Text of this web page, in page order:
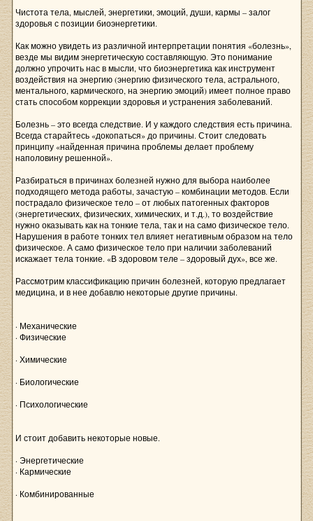
Чистота тела, мыслей, энергетики, эмоций, души, кармы – залог
здоровья с позиции биоэнергетики.
Как можно увидеть из различной интерпретации понятия «болезнь»,
везде мы видим энергетическую составляющую. Это понимание
должно упрочить нас в мысли, что биоэнергетика как инструмент
воздействия на энергию (энергию физического тела, астрального,
ментального, кармического, на энергию эмоций) имеет полное право
стать способом коррекции здоровья и устранения заболеваний.
Болезнь – это всегда следствие. И у каждого следствия есть причина.
Всегда старайтесь «докопаться» до причины. Стоит следовать
принципу «найденная причина проблемы делает проблему
наполовину решенной».
Разбираться в причинах болезней нужно для выбора наиболее
подходящего метода работы, зачастую – комбинации методов. Если
пострадало физическое тело – от любых патогенных факторов
(энергетических, физических, химических, и т.д.), то воздействие
нужно оказывать как на тонкие тела, так и на само физическое тело.
Нарушения в работе тонких тел влияет негативным образом на тело
физическое. А само физическое тело при наличии заболеваний
искажает тела тонкие. «В здоровом теле – здоровый дух», все же.
Рассмотрим классификацию причин болезней, которую предлагает
медицина, и в нее добавлю некоторые другие причины.
· Механические
· Физические
· Химические
· Биологические
· Психологические
И стоит добавить некоторые новые.
· Энергетические
· Кармические
· Комбинированные